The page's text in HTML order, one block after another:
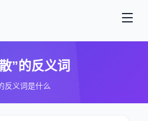
”的反义词
反义词是什么